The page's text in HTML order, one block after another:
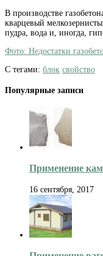
В производстве
кварцевый
пудра, вода и, иногда,
Фото: Недостатки
С тегами: блок свойство
Популярные записи
Применение
16 сентября, 2017